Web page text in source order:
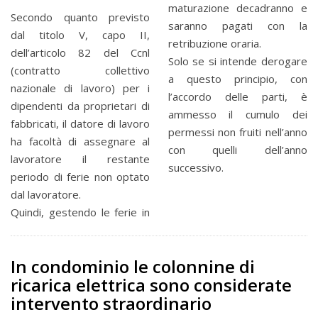
Secondo quanto previsto
dal titolo V, capo II,
dell’articolo 82 del Ccnl
(contratto collettivo
nazionale di lavoro) per i
dipendenti da proprietari di
fabbricati, il datore di lavoro
ha facoltà di assegnare al
lavoratore il restante
periodo di ferie non optato
dal lavoratore.
Quindi, gestendo le ferie in
maturazione decadranno e
saranno pagati con la
retribuzione oraria.
Solo se si intende derogare
a questo principio, con
l’accordo delle parti, è
ammesso il cumulo dei
permessi non fruiti nell’anno
con quelli dell’anno
successivo.
In condominio le colonnine di
ricarica elettrica sono considerate
intervento straordinario